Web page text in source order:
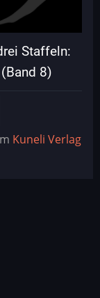
Staffeln:
8)
Kuneli Verlag